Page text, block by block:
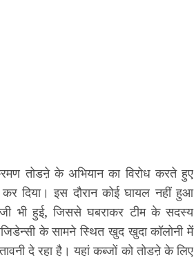
तोडऩे के अभियान का विरोध करते हुए
दिया। इस दौरान कोई घायल नहीं हुआ
भी हुई, जिससे घबराकर टीम के सदस्य
के सामने स्थित खुद खुदा कॉलोनी में
दे रहा है। यहां कब्जों को तोडऩे के लिए